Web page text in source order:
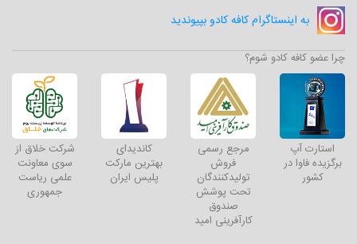
به اینستاگرام کافه کادو بپیوندید
چرا عضو کافه کادو شوم؟
استارت آپ
برگزیده فاوا در
کشور
مرجع رسمی
فروش
تولیدکنندگان
تحت پوشش
صندوق
کارآفرینی امید
کاندیدای
بهترین مارکت
پلیس ایران
شرکت خلاق از
سوی معاونت
علمی ریاست
جمهوری